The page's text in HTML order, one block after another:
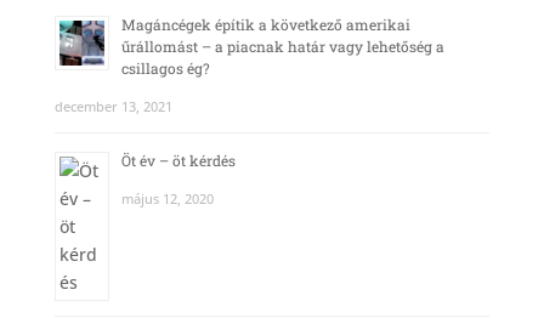
Magáncégek építik a következő amerikai
űrállomást – a piacnak határ vagy lehetőség a
csillagos ég?
december 13, 2021
Öt év – öt kérdés
május 12, 2020